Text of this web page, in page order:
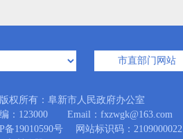
所有：阜新市人民政府办公室
123000 Email：fxzwgk@163.com
备19010590号 网站标识码：2109000022